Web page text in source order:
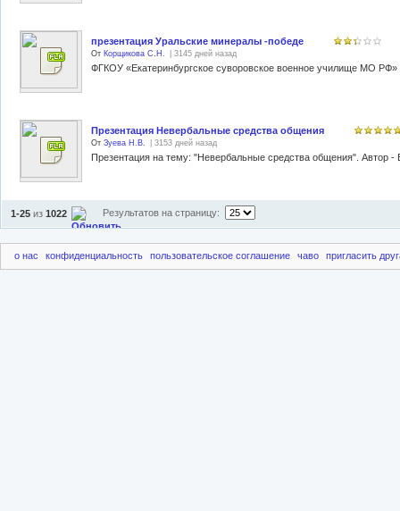
презентация Уральские минералы -победе
От Корщикова С.Н. | 3145 дней назад
Презентация Невербальные средства общения
От Зуева Н.В. | 3153 дней назад
1-25 из 1022 Результатов на страницу:
о нас конфиденциальность пользовательское соглашение чаво пригласить